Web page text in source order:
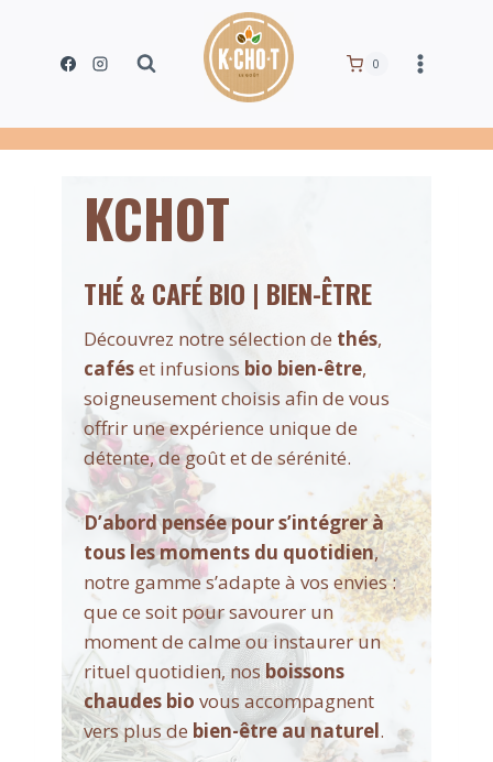
contenu
0
KCHOT
THÉ & CAFÉ BIO | BIEN-ÊTRE
Découvrez notre sélection de thés,
caféset infusions bio bien-être,
soigneusement choisis afin de vous
offrir une expérience unique de
détente, de goût et de sérénité.
D’abord pensée pour s’intégrer à
tous les moments du quotidien,
notre gamme s’adapte à vos envies :
que ce soit pour savourer un
moment de calme ou instaurer un
rituel quotidien, nosboissons
chaudes bio vous accompagnent
vers plus de bien-être au naturel.